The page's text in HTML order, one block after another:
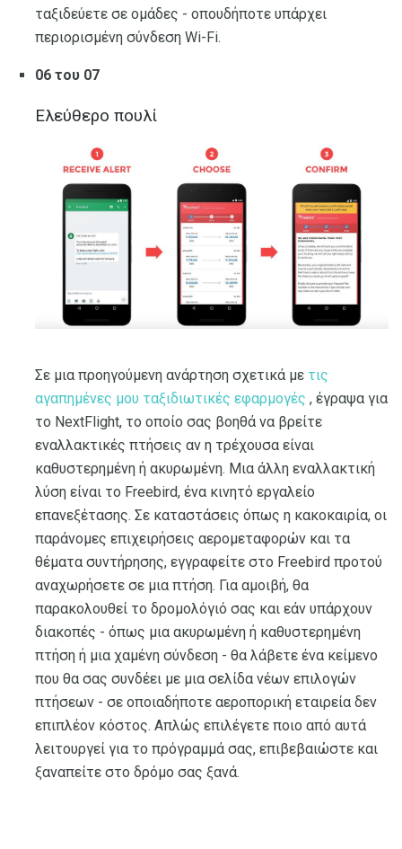
ταξιδεύετε σε ομάδες - οπουδήποτε υπάρχει
περιορισμένη σύνδεση Wi-Fi.
06 του 07
Ελεύθερο πουλί
Σε μια προηγούμενη ανάρτηση σχετικά με τις
αγαπημένες μου ταξιδιωτικές εφαρμογές , έγραψα για
το NextFlight, το οποίο σας βοηθά να βρείτε
εναλλακτικές πτήσεις αν η τρέχουσα είναι
καθυστερημένη ή ακυρωμένη. Μια άλλη εναλλακτική
λύση είναι το Freebird, ένα κινητό εργαλείο
επανεξέτασης. Σε καταστάσεις όπως η κακοκαιρία, οι
παράνομες επιχειρήσεις αερομεταφορών και τα
θέματα συντήρησης, εγγραφείτε στο Freebird προτού
αναχωρήσετε σε μια πτήση. Για αμοιβή, θα
παρακολουθεί το δρομολόγιό σας και εάν υπάρχουν
διακοπές - όπως μια ακυρωμένη ή καθυστερημένη
πτήση ή μια χαμένη σύνδεση - θα λάβετε ένα κείμενο
που θα σας συνδέει με μια σελίδα νέων επιλογών
πτήσεων - σε οποιαδήποτε αεροπορική εταιρεία δεν
επιπλέον κόστος. Απλώς επιλέγετε ποιο από αυτά
λειτουργεί για το πρόγραμμά σας, επιβεβαιώστε και
ξαναπείτε στο δρόμο σας ξανά.